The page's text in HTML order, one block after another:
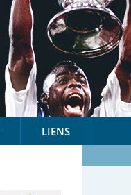
LIENS